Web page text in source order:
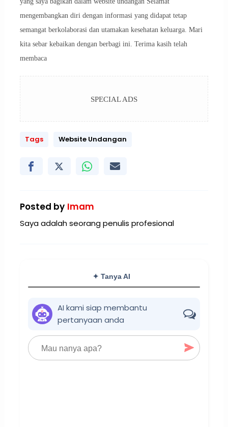
mengembangkan diri dengan informasi yang didapat tetap
semangat berkolaborasi dan utamakan kesehatan keluarga. Mari
kita sebar kebaikan dengan berbagi ini. Terima kasih telah
membaca
SPECIAL ADS
Tags Website Undangan
Posted by Imam
Saya adalah seorang penulis profesional
✦ Tanya AI
AI kami siap membantu
pertanyaan anda